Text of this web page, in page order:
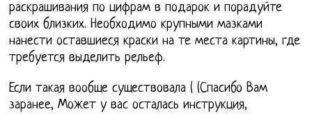
раскрашивания по цифрам в подарок и порадуйте
своих близких. Необходимо крупными мазками
нанести оставшиеся краски на те места картины, где
требуется выделить рельеф.
Если такая вообще существовала ( (Спасибо Вам
заранее, Может у вас осталась инструкция,